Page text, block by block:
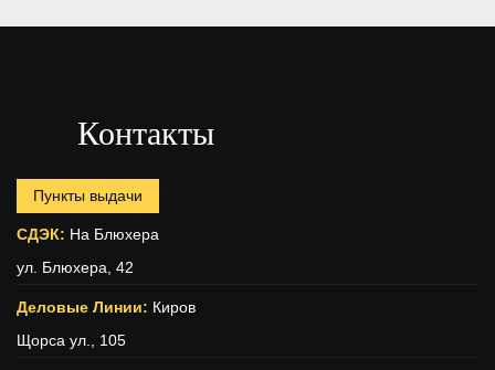
Контакты
Пункты выдачи
СДЭК: На Блюхера
ул. Блюхера, 42
Деловые Линии: Киров
Щорса ул., 105